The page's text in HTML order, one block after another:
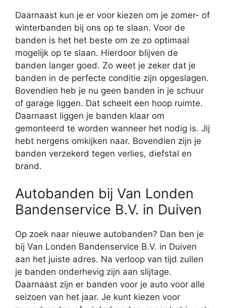
Daarnaast kun je er voor kiezen om je zomer- of
winterbanden bij ons op te slaan. Voor de
banden is het het beste om ze zo optimaal
mogelijk op te slaan. Hierdoor blijven de
banden langer goed. Zo weet je zeker dat je
banden in de perfecte conditie zijn opgeslagen.
Bovendien heb je nu geen banden in je schuur
of garage liggen. Dat scheelt een hoop ruimte.
Daarnaast liggen je banden klaar om
gemonteerd te worden wanneer het nodig is. Jij
hebt nergens omkijken naar. Bovendien zijn je
banden verzekerd tegen verlies, diefstal en
brand.
Autobanden bij Van Londen
Bandenservice B.V. in Duiven
Op zoek naar nieuwe autobanden? Dan ben je
bij Van Londen Bandenservice B.V. in Duiven
aan het juiste adres. Na verloop van tijd zullen
je banden onderhevig zijn aan slijtage.
Daarnaast zijn er banden voor je auto voor alle
seizoen van het jaar. Je kunt kiezen voor